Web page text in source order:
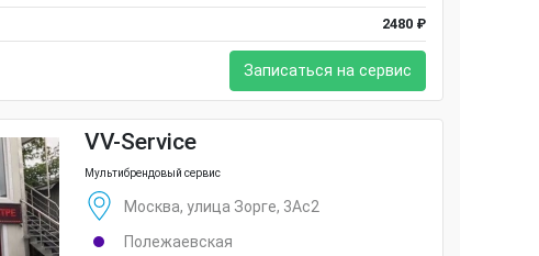
2480 ₽
Записаться на сервис
VV-Service
Мультибрендовый сервис
Москва, улица Зорге, 3Ас2
Полежаевская